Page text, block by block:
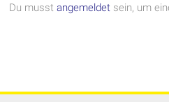
Du musstangemeldet sein, um